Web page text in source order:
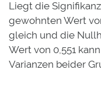
Liegt die
gewohnten Wert
gleich und die
Wert von 0,551
Varianzen beider